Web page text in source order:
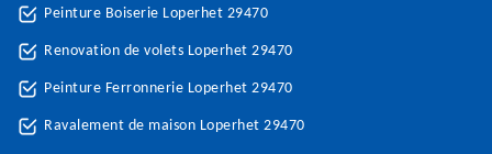
Peinture Boiserie Loperhet 29470
Renovation de volets Loperhet 29470
Peinture Ferronnerie Loperhet 29470
Ravalement de maison Loperhet 29470